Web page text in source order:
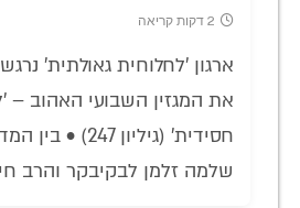
2 דקות קריאה
ארגון 'לחלוחית גאולתית'
את המגזין השבועי האהוב –
חסידית' (גיליון
שלמה זלמן לבקיבקר והרב